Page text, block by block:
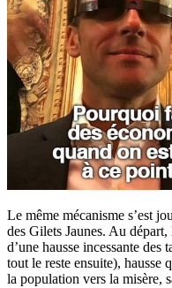
Le même mécanisme s’est
des Gilets Jaunes. Au
d’une hausse incessante des
tout le reste ensuite), hausse
la population vers la misère,